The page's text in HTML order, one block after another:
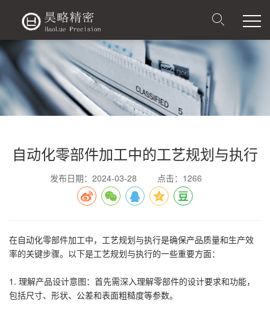
自动化零部件加工中的工艺规划与执行
发布日期：2024-03-28 点击：1266
在自动化零部件加工中，工艺规划与执行是确保产品质量和生产效
率的关键步骤。以下是工艺规划与执行的一些重要方面：
1. 理解产品设计意图：首先需深入理解零部件的设计要求和功能，
包括尺寸、形状、公差和表面粗糙度等参数。